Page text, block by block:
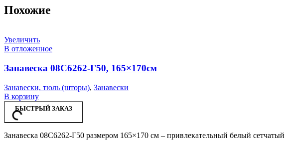
Похожие
Увеличить
В отложенное
Занавеска 08С6262-Г50, 165×170см
Занавески, тюль (шторы), Занавески
В корзину
БЫСТРЫЙ ЗАКАЗ
Занавеска 08С6262-Г50 размером 165×170 см – привлекательный белый